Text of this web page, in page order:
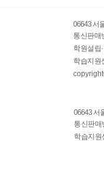
06643 서
통신판매
학원설립
학습지원
06643 서
통신판매
학습지원